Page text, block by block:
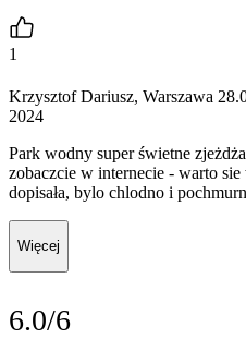
1
Krzysztof Dariusz, Warszawa
2024
Park wodny super świetne
zobaczcie w internecie - warto
dopisała, bylo chlodno i
Więcej
6.0/6